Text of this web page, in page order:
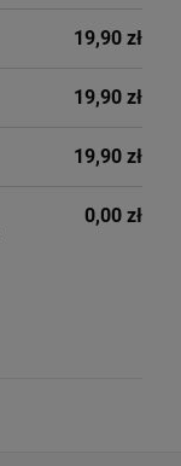
19,90 zł
19,90 zł
19,90 zł
0,00 zł